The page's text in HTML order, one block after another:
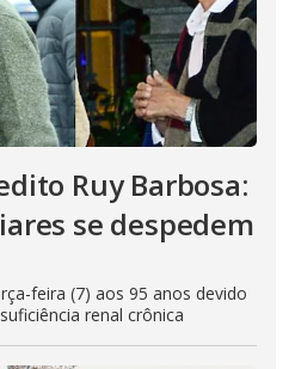
Ruy Barbosa:
se despedem
feira (7) aos 95 anos devido
renal crônica